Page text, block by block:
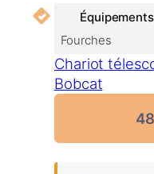
Équipements
Fourches
Chariot
Bobcat